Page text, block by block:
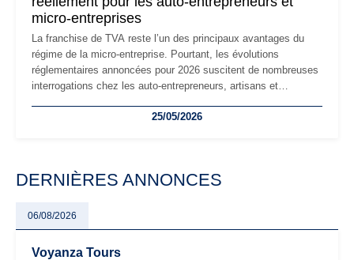
micro-entreprises
La franchise de TVA reste l’un des principaux avantages du
régime de la micro-entreprise. Pourtant, les évolutions
réglementaires annoncées pour 2026 suscitent de nombreuses
interrogations chez les auto-entrepreneurs, artisans et
facturation ou risque de bascule vers la TVA : les règles
25/05/2026
DERNIÈRES ANNONCES
06/08/2026
Voyanza Tours